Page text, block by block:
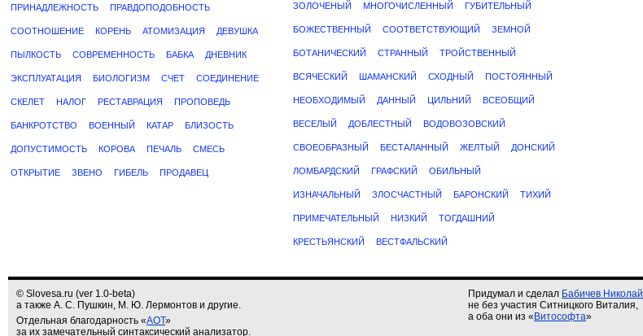
ПРИНАДЛЕЖНОСТЬ ПРАВДОПОДОБНОСТЬ
СООТНОШЕНИЕ КОРЕНЬ АТОМИЗАЦИЯ ДЕВУШКА
ПЫЛКОСТЬ СОВРЕМЕННОСТЬ БАБКА ДНЕВНИК
ЭКСПЛУАТАЦИЯ БИОЛОГИЗМ СЧЕТ СОЕДИНЕНИЕ
СКЕЛЕТ НАЛОГ РЕСТАВРАЦИЯ ПРОПОВЕДЬ
БАНКРОТСТВО ВОЕННЫЙ КАТАР БЛИЗОСТЬ
ДОПУСТИМОСТЬ КОРОВА ПЕЧАЛЬ СМЕСЬ
ОТКРЫТИЕ ЗВЕНО ГИБЕЛЬ ПРОДАВЕЦ
ЗОЛОЧЕНЫЙ МНОГОЧИСЛЕННЫЙ ГУБИТЕЛЬНЫЙ
БОЖЕСТВЕННЫЙ СООТВЕТСТВУЮЩИЙ ЗЕМНОЙ
БОТАНИЧЕСКИЙ СТРАННЫЙ ТРОЙСТВЕННЫЙ
ВСЯЧЕСКИЙ ШАМАНСКИЙ СХОДНЫЙ ПОСТОЯННЫЙ
НЕОБХОДИМЫЙ ДАННЫЙ ЦИЛЬНИЙ ВСЕОБЩИЙ
ВЕСЕЛЫЙ ДОБЛЕСТНЫЙ ВОДОВОЗОВСКИЙ
СВОЕОБРАЗНЫЙ БЕСТАЛАННЫЙ ЖЕЛТЫЙ ДОНСКИЙ
ЛОМБАРДСКИЙ ГРАФСКИЙ ОБИЛЬНЫЙ
ИЗНАЧАЛЬНЫЙ ЗЛОСЧАСТНЫЙ БАРОНСКИЙ ТИХИЙ
ПРИМЕЧАТЕЛЬНЫЙ НИЗКИЙ ТОГДАШНИЙ
КРЕСТЬЯНСКИЙ ВЕСТФАЛЬСКИЙ
© Slovesa.ru (ver 1.0-beta)
а также А. С. Пушкин, М. Ю. Лермонтов и другие.
Отдельная благодарность «АОТ»
за их замечательный синтаксический анализатор.
Придумал и сделал Бабичев Николай
не без участия Ситницкого Виталия,
а оба они из « Витософта»